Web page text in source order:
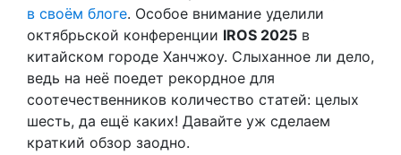
в своём блоге. Особое внимание уделили
октябрьской конференции IROS 2025 в
китайском городе Ханчжоу. Слыханное ли дело,
ведь на неё поедет рекордное для
соотечественников количество статей: целых
шесть, да ещё каких! Давайте уж сделаем
краткий обзор заодно.